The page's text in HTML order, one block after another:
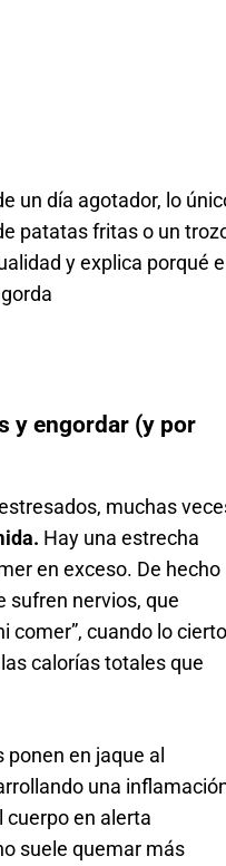
un día agotador, lo
patatas fritas o un
y explica porqué
y engordar (y por
muchas
Hay una estrecha
en exceso. De hecho
sufren nervios, que
comer”, cuando lo cierto
calorías totales que
en jaque al
una
cuerpo en alerta
suele quemar más